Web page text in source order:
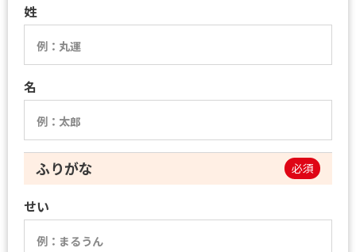
姓
名
ふりがな 必須
せい